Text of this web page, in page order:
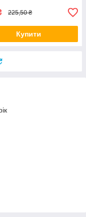
225,50 ₴
Купити